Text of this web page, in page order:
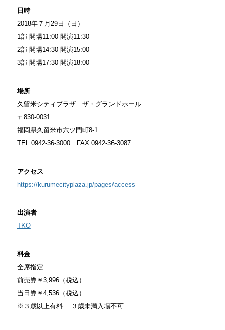
日時
2018年７月29日（日）
1部 開場11:00 開演11:30
2部 開場14:30 開演15:00
3部 開場17:30 開演18:00
場所
久留米シティプラザ ザ・グランドホール
〒830-0031
福岡県久留米市六ツ門町8-1
TEL 0942-36-3000 FAX 0942-36-3087
アクセス
https://kurumecityplaza.jp/pages/access
出演者
TKO
料金
全席指定
前売券￥3,996（税込）
当日券￥4,536（税込）
※３歳以上有料 ３歳未満入場不可